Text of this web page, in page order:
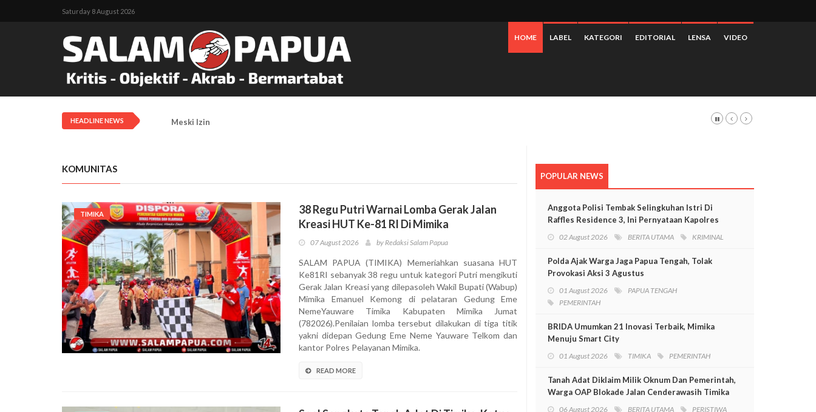
Saturday 8 August 2026
HOME LABEL KATEGORI EDITORIAL LENSA VIDEO
HEADLINE NEWS Meski Izin Ditolak, KNPB Mimika Gelar Aksi Damai Di Bundaran Petrosea Soroti Darurat Militer Dan Pelanggaran HAM
KOMUNITAS
TIMIKA
38 Regu Putri Warnai Lomba Gerak Jalan
Kreasi HUT Ke-81 RI Di Mimika
07 August 2026 by Redaksi Salam Papua
SALAM PAPUA (TIMIKA) Memeriahkan suasana HUT
Ke81RI sebanyak 38 regu untuk kategori Putri mengikuti
Gerak Jalan Kreasi yang dilepasoleh Wakil Bupati (Wabup)
Mimika Emanuel Kemong di pelataran Gedung Eme
NemeYauware Timika Kabupaten Mimika Jumat
(782026).Penilaian lomba tersebut dilakukan di tiga titik
yakni didepan Gedung Eme Neme Yauware Telkom dan
kantor Polres Pelayanan Mimika.
READ MORE
POPULAR NEWS
Anggota Polisi Tembak Selingkuhan Istri Di
Raffles Residence 3, Ini Pernyataan Kapolres
02 August 2026 BERITA UTAMA KRIMINAL
Polda Ajak Warga Jaga Papua Tengah, Tolak
Provokasi Aksi 3 Agustus
01 August 2026
PAPUA TENGAH
PEMERINTAH
BRIDA Umumkan 21 Inovasi Terbaik, Mimika
Menuju Smart City
01 August 2026 TIMIKA PEMERINTAH
Tanah Adat Diklaim Milik Oknum Dan Pemerintah,
Warga OAP Blokade Jalan Cenderawasih Timika
06 August 2026 BERITA UTAMA PERISTIWA